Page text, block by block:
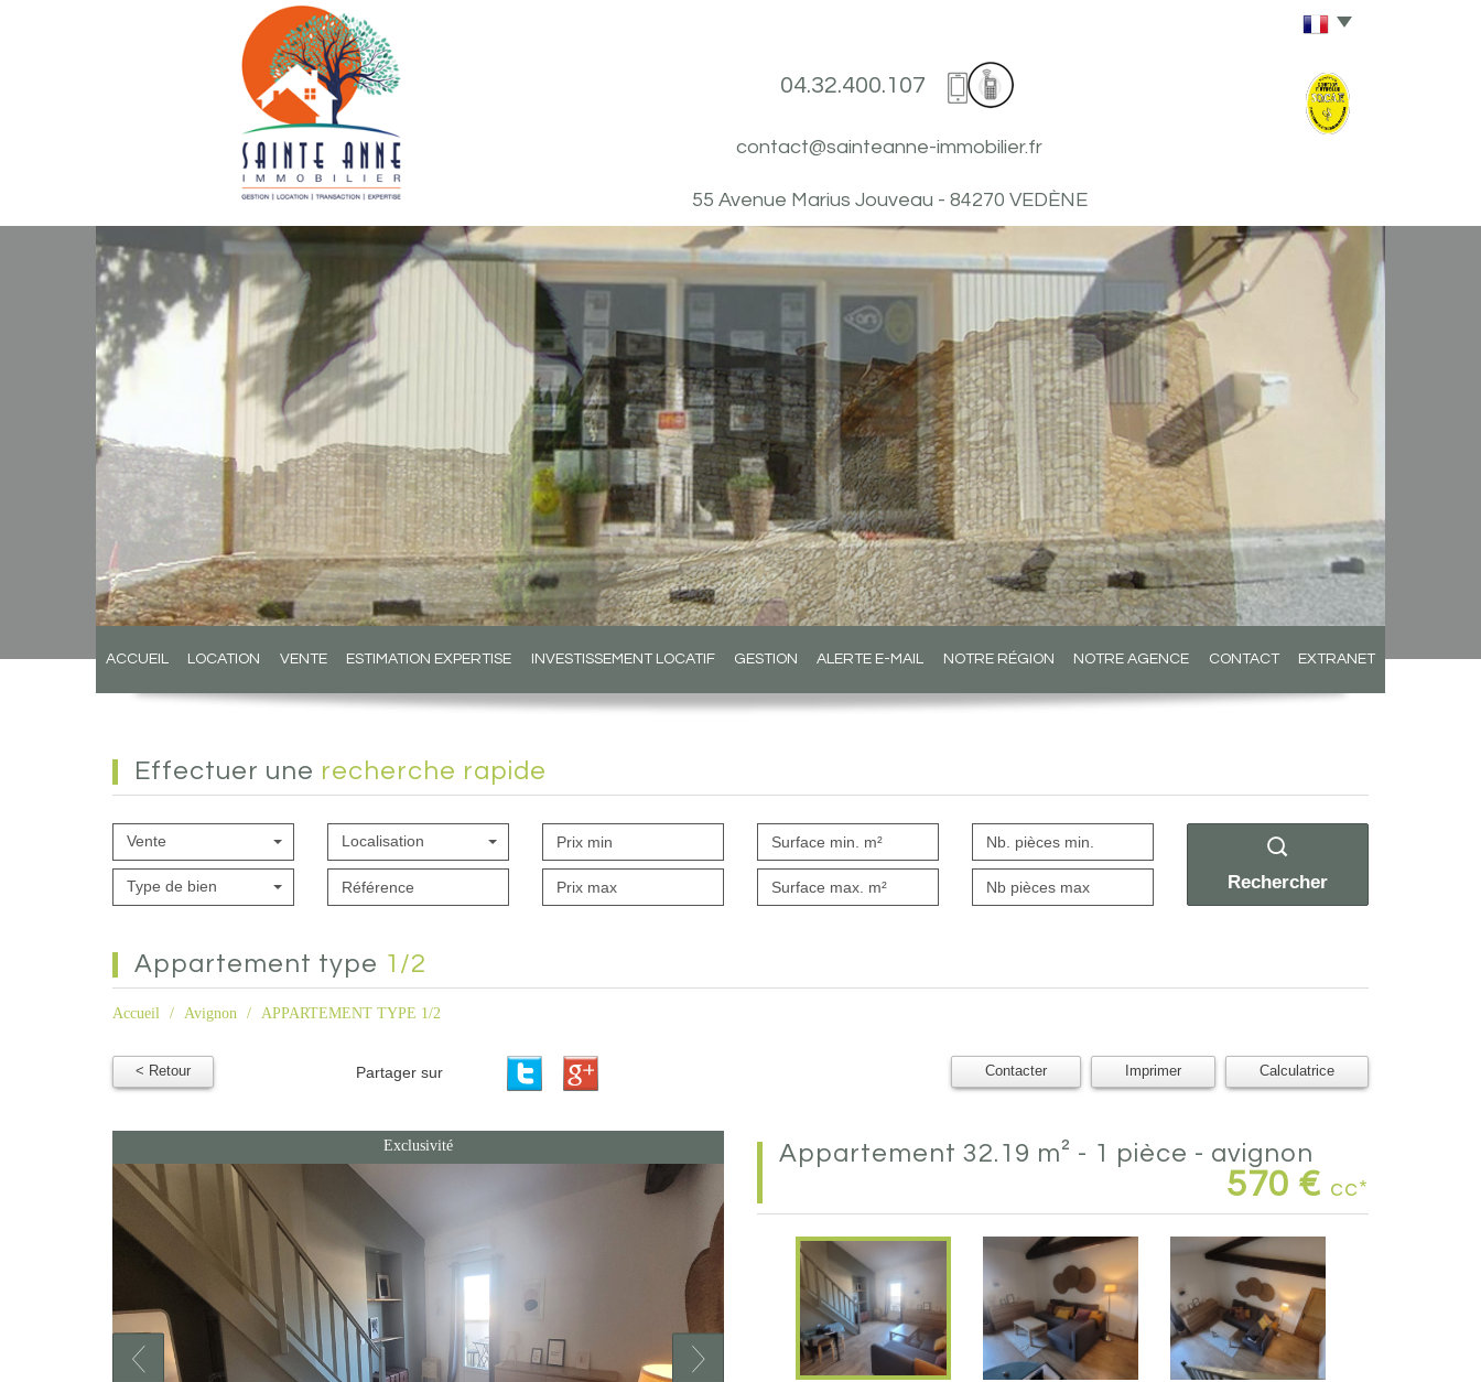
04.32.400.107
contact@sainteanne-immobilier.fr
55 Avenue Marius Jouveau - 84270 VEDÈNE
ACCUEIL LOCATION VENTE ESTIMATION EXPERTISE INVESTISSEMENT LOCATIF GESTION ALERTE E-MAIL NOTRE RÉGION NOTRE AGENCE CONTACT EXTRANET
effectuer une recherche rapide
Vente
Type de bien
Localisation
Rechercher
appartement type 1/2
Accueil Avignon APPARTEMENT TYPE 1/2
< Retour Partager sur Contacter Imprimer Calculatrice
Exclusivité appartement 32.19 m² - 1 pièce - avignon
570 € cc*